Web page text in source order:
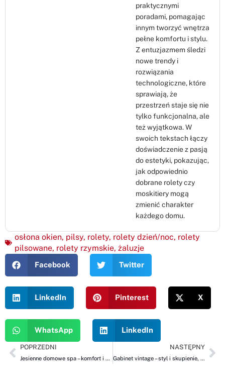
praktycznymi
poradami, pomagając
innym tworzyć wnętrza
pełne komfortu i stylu.
Z entuzjazmem śledzi
nowe trendy i
rozwiązania
technologiczne, które
sprawiają, że
przestrzeń staje się nie
tylko funkcjonalna, ale
też wyjątkowa. W
swoich tekstach łączy
doświadczenie z pasją
do estetyki, pokazując,
jak odpowiednio
dobrane rolety czy
moskitiery mogą
zmienić charakter
każdego domu.
osłona okien, pilsy, rolety, rolety dzień/noc, rolety
pilsowane, rolety rzymskie, żaluzje
Facebook Twitter
LinkedIn Pinterest X
WhatsApp LinkedIn
POPRZEDNI
Jesienne domowe spa – komfort i światło, czyli żaluzje drewniane i shuttersy ROLBEST
NASTĘPNY
Gabinet vintage – styl i skupienie, czyli shuttersy i żaluzje drewniane ROLBEST